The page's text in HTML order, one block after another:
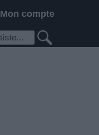
Mon compte